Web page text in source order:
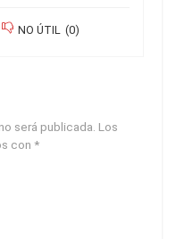
NO ÚTIL (0)
será publicada. Los
con *